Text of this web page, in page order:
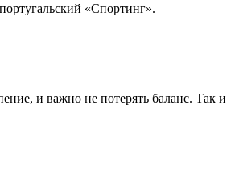
«Спортинг».
и важно не потерять баланс. Так и